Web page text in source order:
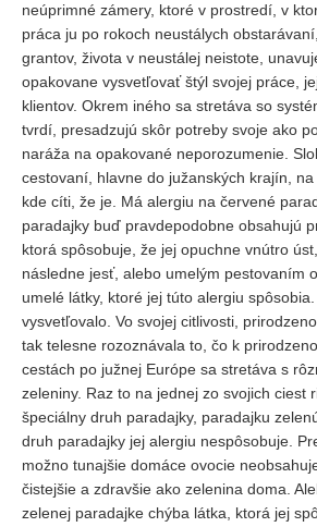
neúprimné zámery, ktoré v prostredí, v
práca ju po rokoch neustálych
grantov, života v neustálej neistote,
opakovane vysvetľovať štýl svojej práce,
klientov. Okrem iného sa stretáva so
tvrdí, presadzujú skôr potreby svoje ako
naráža na opakované neporozumenie.
cestovaní, hlavne do južanských krajín, na
kde cíti, že je. Má alergiu na červené
paradajky buď pravdepodobne obsahujú
ktorá spôsobuje, že jej opuchne vnútro
následne jesť, alebo umelým pestovaním
umelé látky, ktoré jej túto alergiu
vysvetľovalo. Vo svojej citlivosti,
tak telesne rozoznávala to, čo k
cestách po južnej Európe sa stretáva s
zeleniny. Raz to na jednej zo svojich ciest
špeciálny druh paradajky, paradajku
druh paradajky jej alergiu nespôsobuje.
možno tunajšie domáce ovocie
čistejšie a zdravšie ako zelenina doma.
zelenej paradajke chýba látka, ktorá jej